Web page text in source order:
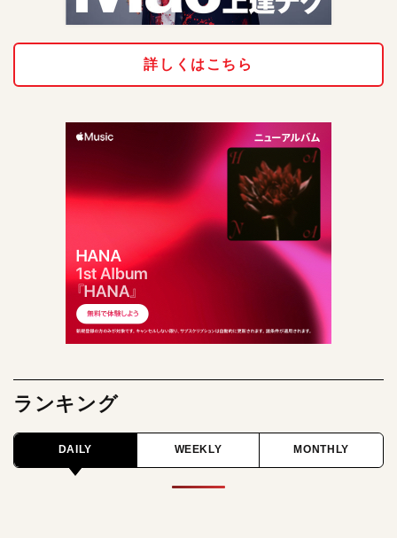
詳しくはこちら
ランキング
DAILY WEEKLY MONTHLY